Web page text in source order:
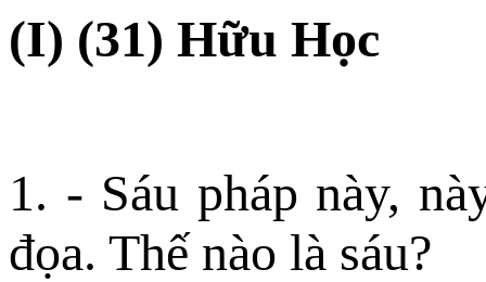
(I) (31) Hữu Học
1. - Sáu pháp này,
đọa. Thế nào là sáu?